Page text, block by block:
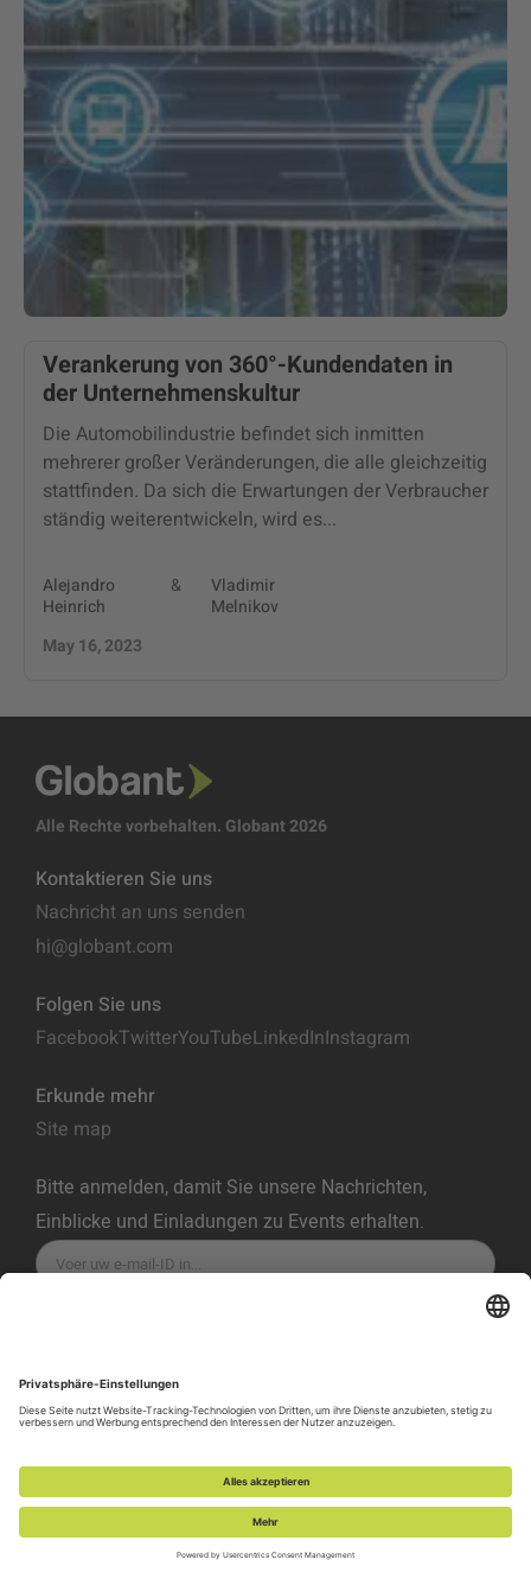
Verankerung von 360°-Kundendaten in
der Unternehmenskultur
Die Automobilindustrie befindet sich inmitten
mehrerer großer Veränderungen, die alle gleichzeitig
stattfinden. Da sich die Erwartungen der Verbraucher
ständig weiterentwickeln, wird es...
Alejandro
Heinrich
&
Vladimir
Melnikov
May 16, 2023
Alle Rechte vorbehalten. Globant 2026
Kontaktieren Sie uns
Nachricht an uns senden
hi@globant.com
Folgen Sie uns
FacebookTwitterYouTubeLinkedInInstagram
Erkunde mehr
Site map
Bitte anmelden, damit Sie unsere Nachrichten,
Einblicke und Einladungen zu Events erhalten.
Nutzungsbedingungen
Cookie-Richtlinie
Richtlinie zur Offenlegung von Sicherheitslücken